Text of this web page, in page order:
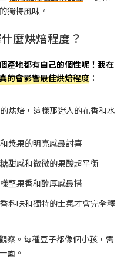
獨特風味。
麼烘焙程度？
產地都有自己的個性呢！我在
的會影響最佳烘焙程度 ：
烘焙，這樣那迷人的花香和水
漿果的明亮感最討喜
甜感和微微的果酸超平衡
堅果香和醇厚感最搭
料味和獨特的土氣才會完全釋
察。每種豆子都像個小孩，需
面。